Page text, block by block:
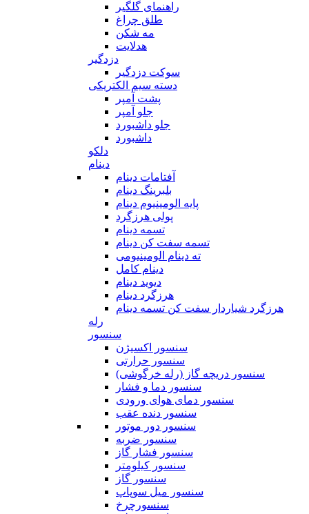
راهنمای گلگیر
طلق چراغ
مه شکن
هدلایت
دزدگیر
سوکت دزدگیر
دسته سیم الکتریکی
پشت آمپر
جلو آمپر
جلو داشبورد
داشبورد
دلکو
دینام
آفتامات دینام
بلبرینگ دینام
پایه الومینیوم دینام
پولی هرزگرد
تسمه دینام
تسمه سفت کن دینام
ته دینام الومینیومی
دینام کامل
دیوید دینام
هرزگرد دینام
هرزگرد شیاردار سفت کن تسمه دینام
رله
سنسور
سنسور اکسیژن
سنسور حرارتی
سنسور دریچه گاز (رله خرگوشی)
سنسور دما و فشار
سنسور دمای هوای ورودی
سنسور دنده عقب
سنسور دور موتور
سنسور ضربه
سنسور فشار گاز
سنسور کیلومتر
سنسور گاز
سنسور میل سوپاپ
سنسورچرخ